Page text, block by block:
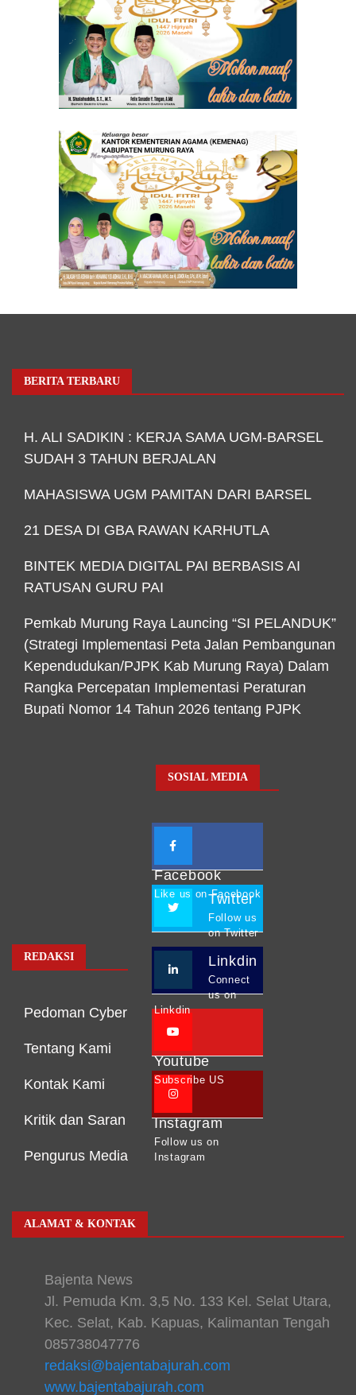
BERITA TERBARU
H. ALI SADIKIN : KERJA SAMA UGM-BARSEL
SUDAH 3 TAHUN BERJALAN
MAHASISWA UGM PAMITAN DARI BARSEL
21 DESA DI GBA RAWAN KARHUTLA
BINTEK MEDIA DIGITAL PAI BERBASIS AI
RATUSAN GURU PAI
Pemkab Murung Raya Launcing “SI PELANDUK”
(Strategi Implementasi Peta Jalan Pembangunan
Kependudukan/PJPK Kab Murung Raya) Dalam
Rangka Percepatan Implementasi Peraturan
Bupati Nomor 14 Tahun 2026 tentang PJPK
REDAKSI
Pedoman Cyber
Tentang Kami
Kontak Kami
Kritik dan Saran
Pengurus Media
SOSIAL MEDIA
Facebook
Like us on Facebook
Twitter
Follow us
on Twitter
Linkdin
Connect
us on
Linkdin
Youtube
Subscribe US
Instagram
Follow us on
Instagram
ALAMAT & KONTAK
Bajenta News
Jl. Pemuda Km. 3,5 No. 133 Kel. Selat Utara,
Kec. Selat, Kab. Kapuas, Kalimantan Tengah
085738047776
redaksi@bajentabajurah.com
www.bajentabajurah.com